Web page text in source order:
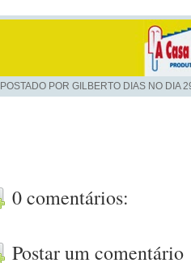
POSTADO POR GILBERTO DIAS NO DIA
0 comentários:
Postar um comentário